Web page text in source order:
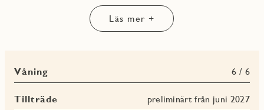
vitvaror från Elektrolux. Köket är utrustat med kyl/frys,
induktionshäll och integrerad diskmaskin samt ugn och
mikrovågsugn. Helkaklat badrum med inredning från
rymliga garderobspartier och/eller flexibla garderobssytem
från Elfa.
Samtliga lägenheter har tillgång till ett förrådsutrymme i
Läs mer +
Våning 6 / 6
Tillträde preliminärt från juni 2027